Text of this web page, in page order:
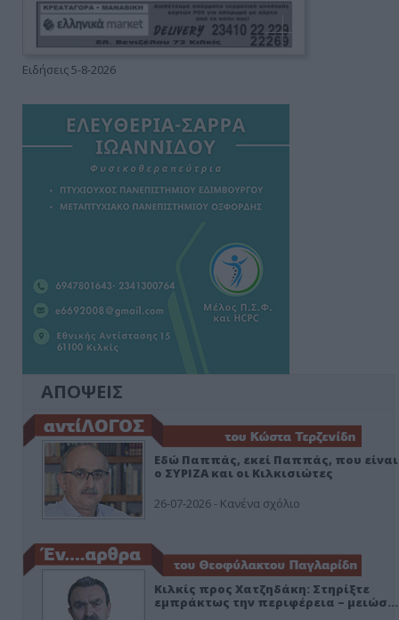
Ειδήσεις 5-8-2026
ΑΠΟΨΕΙΣ
Εδώ Παππάς, εκεί Παππάς, που είναι
ο ΣΥΡΙΖΑ και οι Κιλκισιώτες
26-07-2026 - Κανένα σχόλιο
Κιλκίς προς Χατζηδάκη: Στηρίξτε
εμπράκτως την περιφέρεια – μειώσ…